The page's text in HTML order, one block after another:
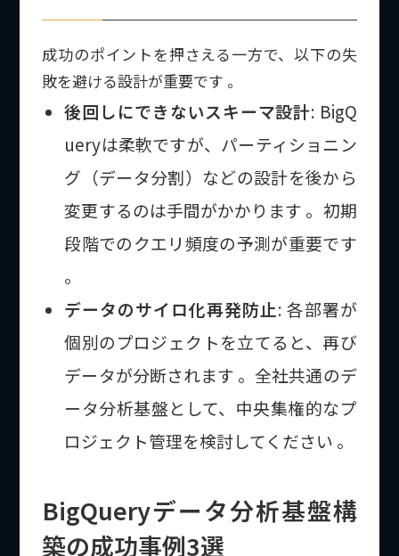
成功のポイントを押さえる一方で、以下の失
敗を避ける設計が重要です 。
後回しにできないスキーマ設計: BigQ
ueryは柔軟ですが、パーティショニン
グ（データ分割）などの設計を後から
変更するのは手間がかかります 。初期
段階でのクエリ頻度の予測が重要です
。
データのサイロ化再発防止: 各部署が
個別のプロジェクトを立てると、再び
データが分断されます 。全社共通のデ
ータ分析基盤として、中央集権的なプ
ロジェクト管理を検討してください 。
BigQueryデータ分析基盤構
築の成功事例3選